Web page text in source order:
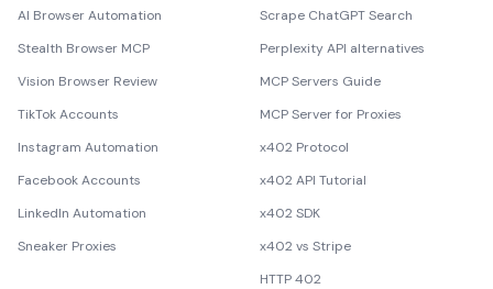
AI Browser Automation
Stealth Browser MCP
Vision Browser Review
TikTok Accounts
Instagram Automation
Facebook Accounts
LinkedIn Automation
Sneaker Proxies
Scrape ChatGPT Search
Perplexity API alternatives
MCP Servers Guide
MCP Server for Proxies
x402 Protocol
x402 API Tutorial
x402 SDK
x402 vs Stripe
HTTP 402